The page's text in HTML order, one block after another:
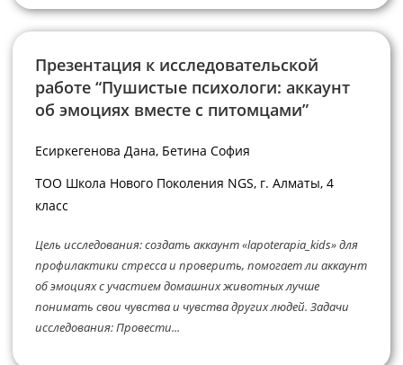
Презентация к исследовательской
работе “Пушистые психологи: аккаунт
об эмоциях вместе с питомцами”
Есиркегенова Дана, Бетина София
ТОО Школа Нового Поколения NGS, г. Алматы, 4
класс
Цель исследования: создать аккаунт «lapoterapia_kids» для
профилактики стресса и проверить, помогает ли аккаунт
об эмоциях с участием домашних животных лучше
понимать свои чувства и чувства других людей. Задачи
исследования: Провести...